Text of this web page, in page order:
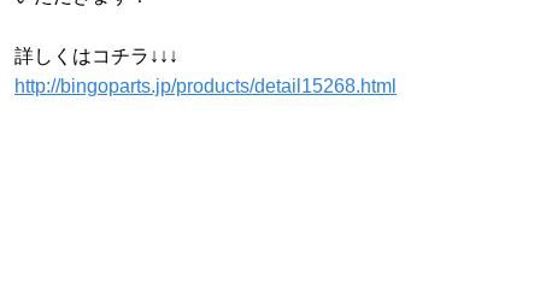
詳しくはコチラ↓↓↓
http://bingoparts.jp/products/detail15268.html